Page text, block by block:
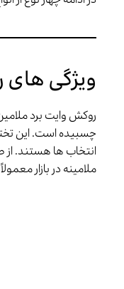
ویژگی
روکش وایت برد
چسبیده است. این
انتخاب ها هستند. از
ملامینه در بازار معمولاً فقط 1 تا 5 سال